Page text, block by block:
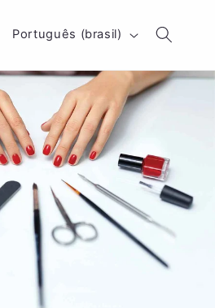
i
o
m
a
Português (brasil)